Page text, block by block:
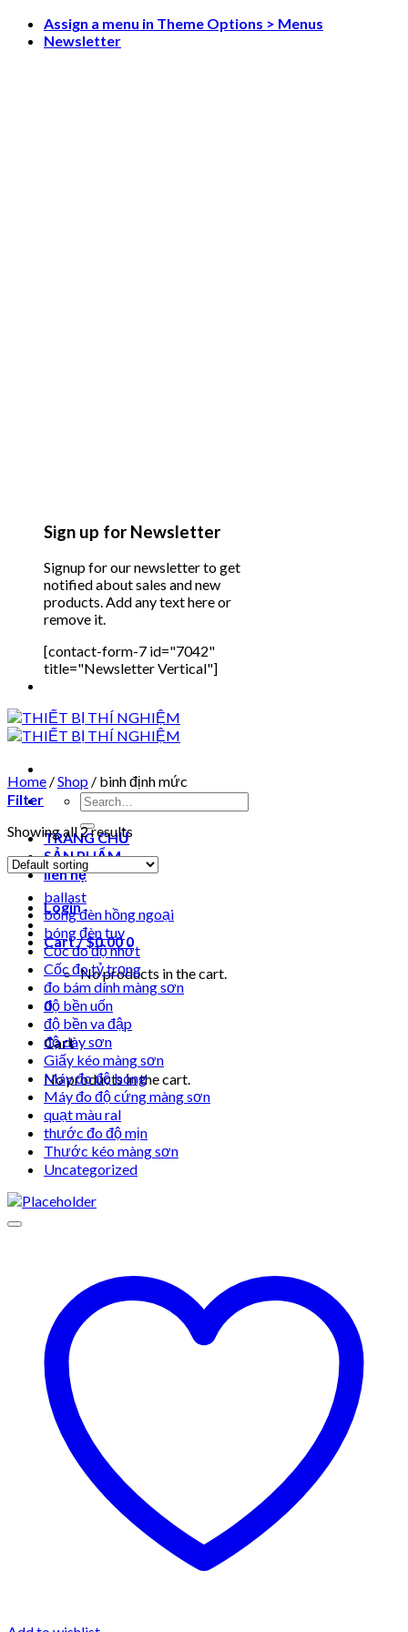
Skip
Assign a menu in Theme Options > Menus
Newsletter
Sign up for Newsletter
Signup for our newsletter to get
notified about sales and new
products. Add any text here or
remove it.
[contact-form-7 id="7042"
title="Newsletter Vertical"]
Search
for:
TRANG CHỦ
SẢN PHẨM
liên hệ
Login
Cart /$0.00 0
No products in the cart.
0
Cart
No products in the cart.
Home /Shop / binh định mức
Filter
Showing all 2 results
ballast
bóng đèn hồng ngoại
bóng đèn tuv
Cốc đo độ nhớt
Cốc đo tỷ trọng
đo bám dính màng sơn
độ bền uốn
độ bền va đập
độ dày sơn
Giấy kéo màng sơn
Máy đo độ bóng
Máy đo độ cứng màng sơn
quạt màu ral
thước đo độ mịn
Thước kéo màng sơn
Uncategorized